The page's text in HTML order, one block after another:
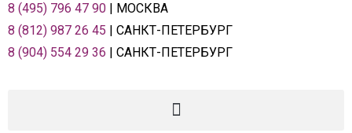
8 (495) 796 47 90 | МОСКВА
8 (812) 987 26 45 | САНКТ-ПЕТЕРБУРГ
8 (904) 554 29 36 | САНКТ-ПЕТЕРБУРГ